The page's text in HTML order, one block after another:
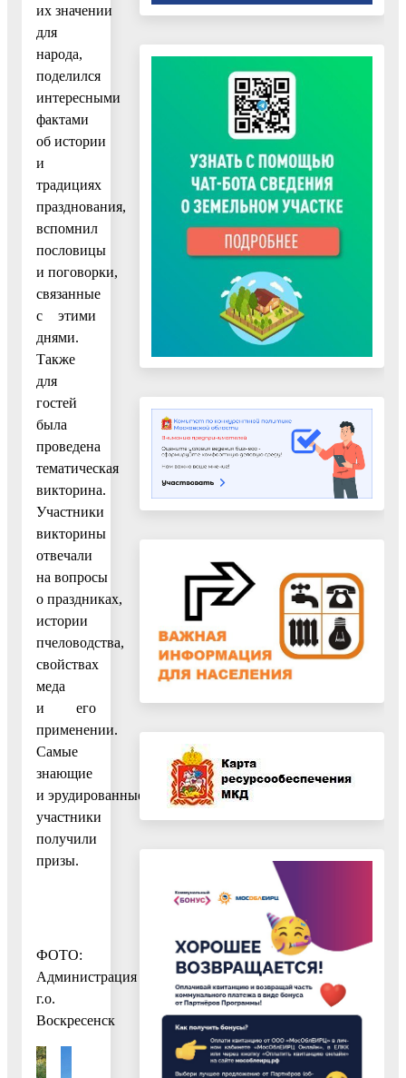
их значении
для
народа,
поделился
интересными
фактами
об истории
и
традициях
празднования,
вспомнил
пословицы
и поговорки,
связанные
с этими
днями.
Также
для
гостей
была
проведена
тематическая
викторина.
Участники
викторины
отвечали
на вопросы
о праздниках,
истории
пчеловодства,
свойствах
меда
и его
применении.
Самые
знающие
и эрудированные
участники
получили
призы.
ФОТО:
Администрация
г.о.
Воскресенск